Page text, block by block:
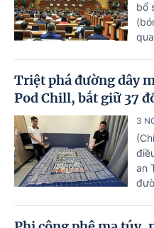
bổ
Triệt phá đường dây
Pod Chill, bắt giữ 37
3
an